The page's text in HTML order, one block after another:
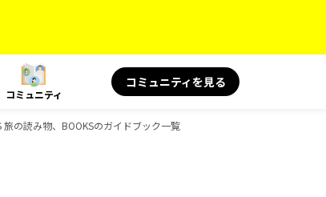
コミュニティ
コミュニティを見る
の読み物、BOOKSのガイドブック一覧